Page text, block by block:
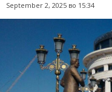
September 2, 2025 во 15:34